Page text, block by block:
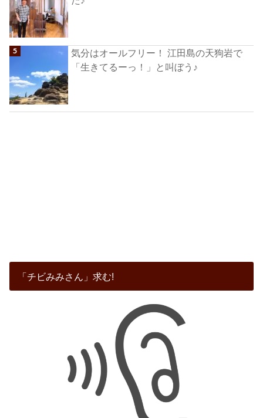
気分はオールフリー！ 江田島の天狗岩で
「生きてるーっ！」と叫ぼう♪
「チビみみさん」求む!